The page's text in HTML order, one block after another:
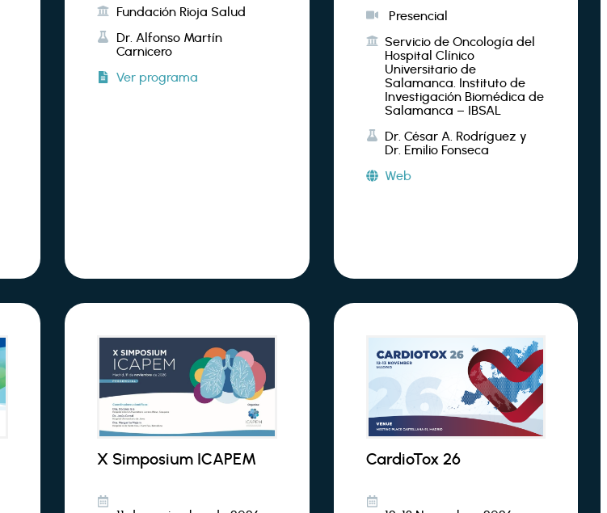
Fundación Rioja Salud
Dr. Alfonso Martín
Carnicero
Ver programa
Presencial
Servicio de Oncología del
Hospital Clínico
Universitario de
Salamanca. Instituto de
Investigación Biomédica de
Salamanca – IBSAL
Dr. César A. Rodríguez y
Dr. Emilio Fonseca
Web
X Simposium ICAPEM CardioTox 26